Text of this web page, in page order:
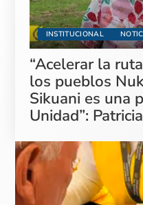
INSTITUCIONAL
“Acelerar la
los pueblos
Sikuani es una
Unidad”: